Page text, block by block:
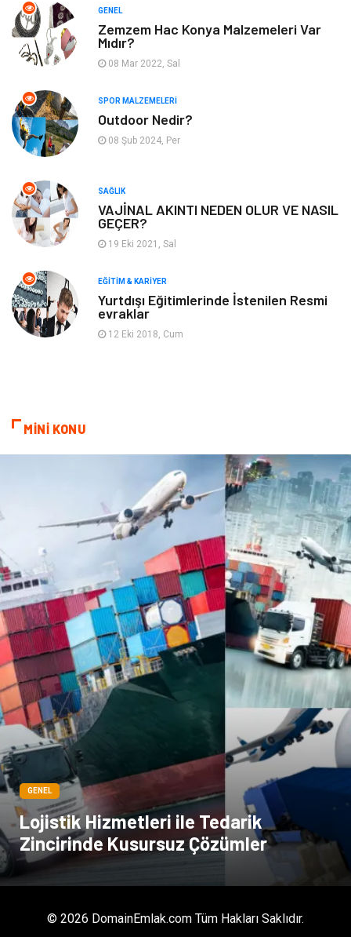
Gençlik & Eğlence Aksesuar
Evlilik Rehberi fotoğrafçılık
Astroloji
sağlıklı beslenme
Bebek Giyim
Domain
Sigorta
GENEL
Zemzem Hac Konya Malzemeleri Var
Mıdır?
08 Mar 2022, Sal
SPOR MALZEMELERI
Outdoor Nedir?
08 Şub 2024, Per
SAĞLIK
VAJİNAL AKINTI NEDEN OLUR VE NASIL
GEÇER?
19 Eki 2021, Sal
EĞITIM & KARIYER
Yurtdışı Eğitimlerinde İstenilen Resmi
evraklar
12 Eki 2018, Cum
MİNİ KONU
GENEL
Lojistik Hizmetleri ile Tedarik
Zincirinde Kusursuz Çözümler
© 2026 DomainEmlak.com Tüm Hakları Saklıdır.